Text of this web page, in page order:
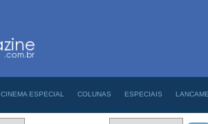
CINEMA ESPECIAL COLUNAS ESPECIAIS